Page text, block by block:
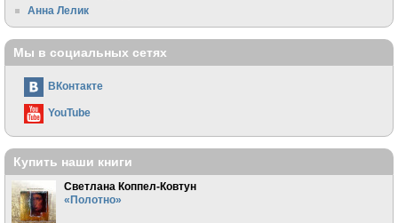
Анна Лелик
Мы в социальных сетях
ВКонтакте
YouTube
Купить наши книги
Светлана Коппел-Ковтун
«Полотно»